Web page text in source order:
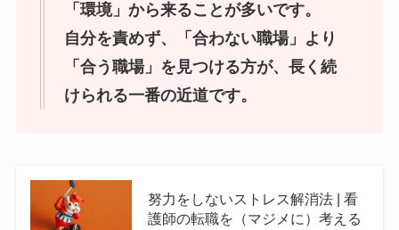
「環境」から来ることが多いです。
自分を責めず、「合わない職場」より
「合う職場」を見つける方が、長く続
けられる一番の近道です。
努力をしないストレス解消法 | 看
護師の転職を（マジメに）考える